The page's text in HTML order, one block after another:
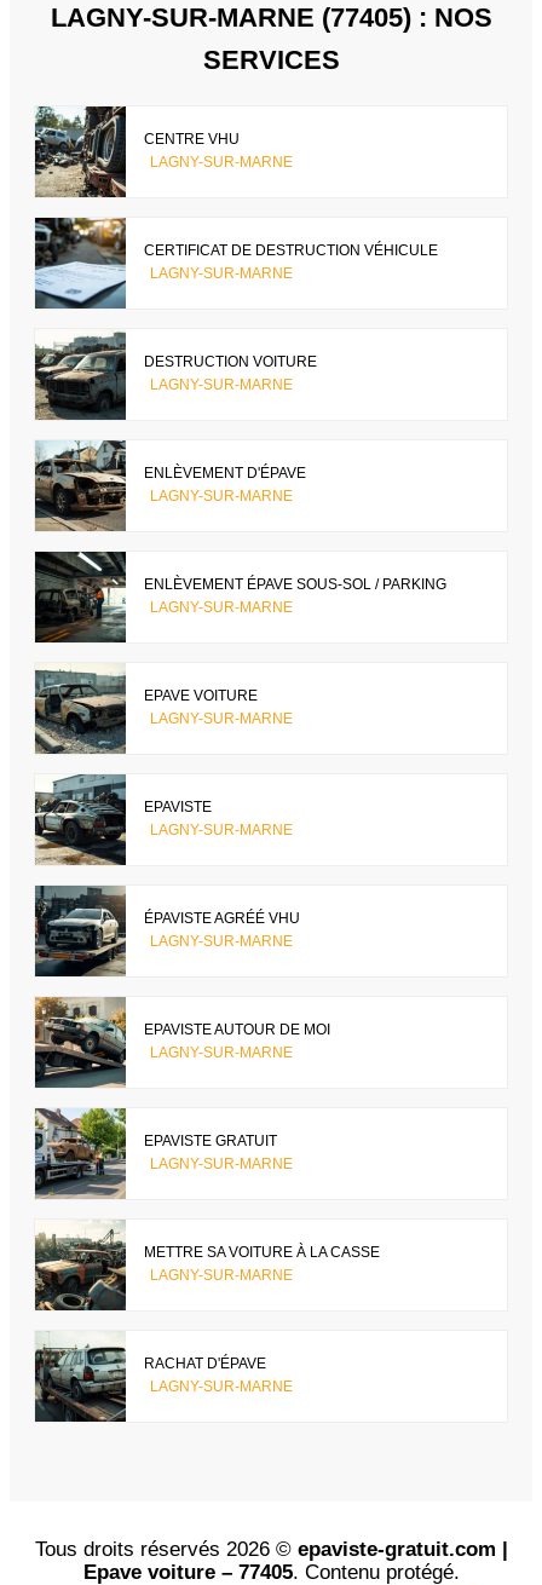
LAGNY-SUR-MARNE (77405) : NOS
SERVICES
CENTRE VHU
LAGNY-SUR-MARNE
CERTIFICAT DE DESTRUCTION VÉHICULE
LAGNY-SUR-MARNE
DESTRUCTION VOITURE
LAGNY-SUR-MARNE
ENLÈVEMENT D'ÉPAVE
LAGNY-SUR-MARNE
ENLÈVEMENT ÉPAVE SOUS-SOL / PARKING
LAGNY-SUR-MARNE
EPAVE VOITURE
LAGNY-SUR-MARNE
EPAVISTE
LAGNY-SUR-MARNE
ÉPAVISTE AGRÉÉ VHU
LAGNY-SUR-MARNE
EPAVISTE AUTOUR DE MOI
LAGNY-SUR-MARNE
EPAVISTE GRATUIT
LAGNY-SUR-MARNE
METTRE SA VOITURE À LA CASSE
LAGNY-SUR-MARNE
RACHAT D'ÉPAVE
LAGNY-SUR-MARNE
Tous droits réservés 2026 © epaviste-gratuit.com |
Epave voiture – 77405. Contenu protégé.